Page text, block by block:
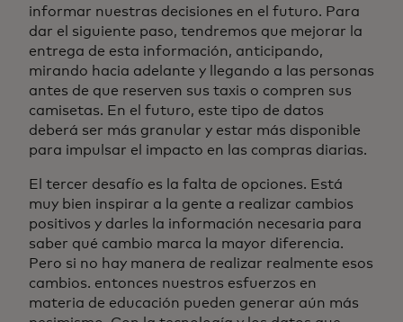
informar nuestras decisiones en el futuro. Para
dar el siguiente paso, tendremos que mejorar la
entrega de esta información, anticipando,
mirando hacia adelante y llegando a las personas
antes de que reserven sus taxis o compren sus
camisetas. En el futuro, este tipo de datos
deberá ser más granular y estar más disponible
para impulsar el impacto en las compras diarias.
El tercer desafío es la falta de opciones. Está
muy bien inspirar a la gente a realizar cambios
positivos y darles la información necesaria para
saber qué cambio marca la mayor diferencia.
Pero si no hay manera de realizar realmente esos
cambios. entonces nuestros esfuerzos en
materia de educación pueden generar aún más